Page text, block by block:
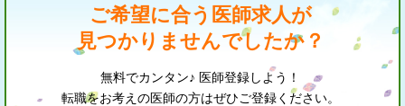
ご希望に合う医師求人が
見つかりませんでしたか？
無料でカンタン♪ 医師登録しよう！
転職をお考えの医師の方はぜひご登録ください。